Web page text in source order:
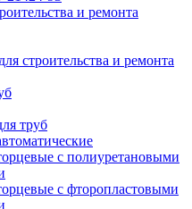
и ремонта
строительства и ремонта
труб
с полиуретановыми
с фторопластовыми